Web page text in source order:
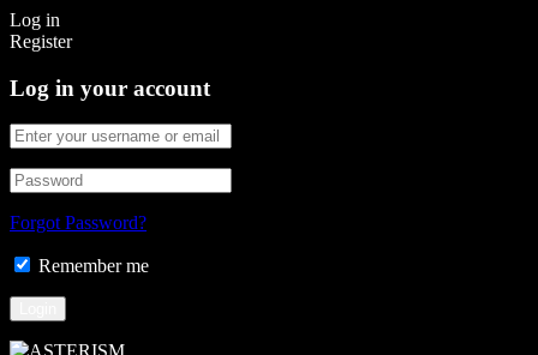
Log in
Register
Log in your account
Forgot Password?
Remember me